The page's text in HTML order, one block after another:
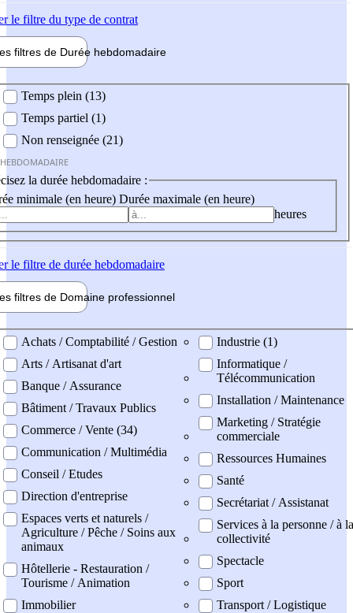
le filtre du type de contrat
filtres de Durée hebdomadaire
Temps plein (13)
Temps partiel (1)
Non renseignée (21)
la durée hebdomadaire :
minimale (en heure) Durée maximale (en heure)
heures
le filtre de durée hebdomadaire
filtres de Domaine professionnel
professionel
Achats / Comptabilité / Gestion
Arts / Artisanat d'art
Banque / Assurance
Bâtiment / Travaux Publics
Commerce / Vente (34)
Communication / Multimédia
Conseil / Etudes
Direction d'entreprise
Espaces verts et naturels /
Agriculture / Pêche / Soins aux
animaux
Hôtellerie - Restauration /
Tourisme / Animation
Immobilier
Industrie (1)
Informatique /
Télécommunication
Installation / Maintenance
Marketing / Stratégie
commerciale
Ressources Humaines
Santé
Secrétariat / Assistanat
Services à la personne / à la
collectivité
Spectacle
Sport
Transport / Logistique